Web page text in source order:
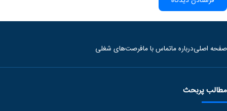
صفحه اصلیدرباره ماتماس با مافرصت‌های شغلی
مطالب پربحث